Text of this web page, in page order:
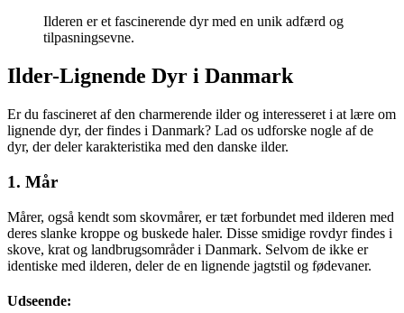
Ilderen er et fascinerende dyr med en unik adfærd og
tilpasningsevne.
Ilder-Lignende Dyr i Danmark
Er du fascineret af den charmerende ilder og interesseret i at lære om
lignende dyr, der findes i Danmark? Lad os udforske nogle af de
dyr, der deler karakteristika med den danske ilder.
1. Mår
Mårer, også kendt som skovmårer, er tæt forbundet med ilderen med
deres slanke kroppe og buskede haler. Disse smidige rovdyr findes i
skove, krat og landbrugsområder i Danmark. Selvom de ikke er
identiske med ilderen, deler de en lignende jagtstil og fødevaner.
Udseende: